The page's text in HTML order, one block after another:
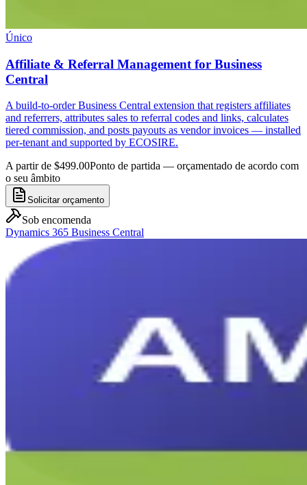
Único
Affiliate & Referral Management for Business
Central
A build-to-order Business Central extension that registers affiliates
and referrers, attributes sales to referral codes and links, calculates
tiered commission, and posts payouts as vendor invoices — installed
per-tenant and supported by ECOSIRE.
A partir de $499.00Ponto de partida — orçamentado de acordo com
o seu âmbito
Solicitar orçamento
Sob encomenda
Dynamics 365 Business Central